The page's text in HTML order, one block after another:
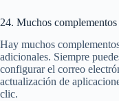
24. Muchos complementos
Hay muchos
adicionales. Siempre
configurar el correo
actualización de
clic.